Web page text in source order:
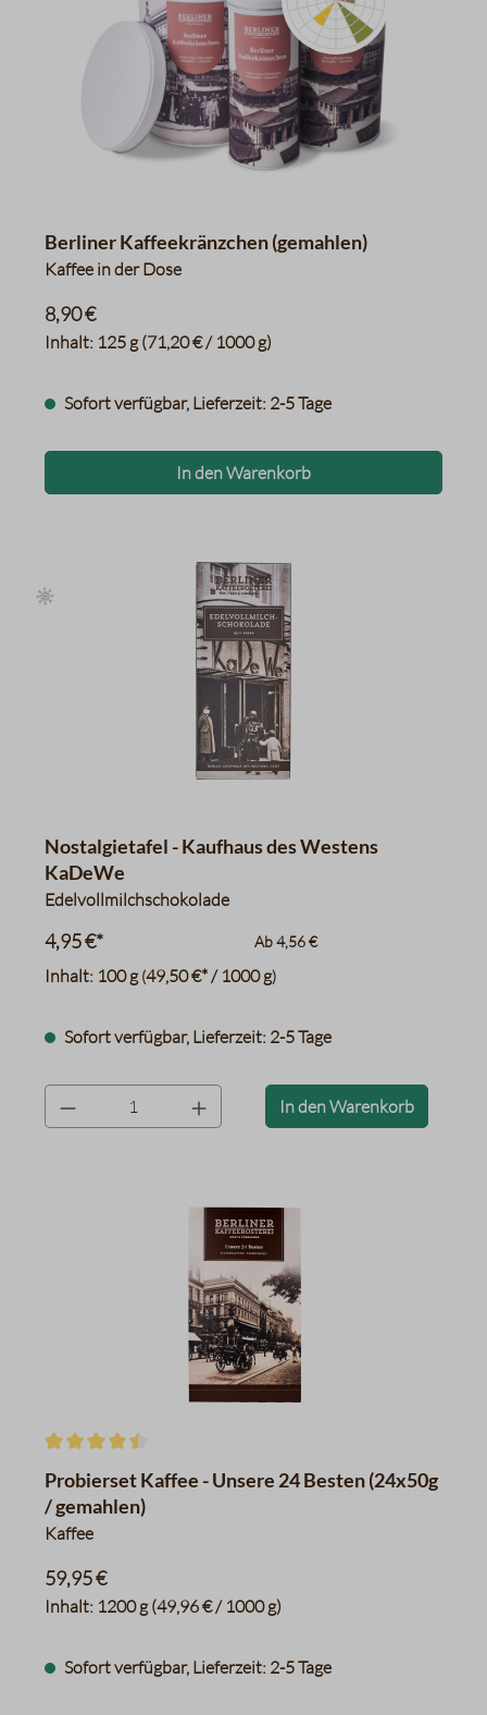
Datentabelle für das
Haselnüsse, Laugengebäck
Karamell, Lakritz
Toast
schwarzer Pfeffer, Curry
Orange
Berliner Kaffeekränzchen (gemahlen)
Kaffee in der Dose
Inhalt: 125 g(71,20 € / 1000 g)
8,90 €
Sofort verfügbar, Lieferzeit: 2-5 Tage
In den Warenkorb
Nostalgietafel - Kaufhaus des Westens
KaDeWe
Edelvollmilchschokolade
Inhalt: 100 g(49,50 €* / 1000 g)
4,95 €* Ab4,56 €
Sofort verfügbar, Lieferzeit: 2-5 Tage
product.quantityLabel In den Warenkorb
Durchschnittliche Bewertung von 4.6 von 5 Sternen
Probierset Kaffee - Unsere 24 Besten (24x50g
/ gemahlen)
Kaffee
Inhalt: 1200 g(49,96 € / 1000 g)
59,95 €
Sofort verfügbar, Lieferzeit: 2-5 Tage